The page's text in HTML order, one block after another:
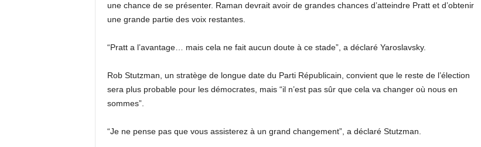
une chance de se présenter. Raman devrait avoir de grandes chances d’atteindre Pratt et d’obtenir
une grande partie des voix restantes.
“Pratt a l’avantage… mais cela ne fait aucun doute à ce stade”, a déclaré Yaroslavsky.
Rob Stutzman, un stratège de longue date du Parti Républicain, convient que le reste de l’élection
sera plus probable pour les démocrates, mais “il n’est pas sûr que cela va changer où nous en
sommes”.
“Je ne pense pas que vous assisterez à un grand changement”, a déclaré Stutzman.